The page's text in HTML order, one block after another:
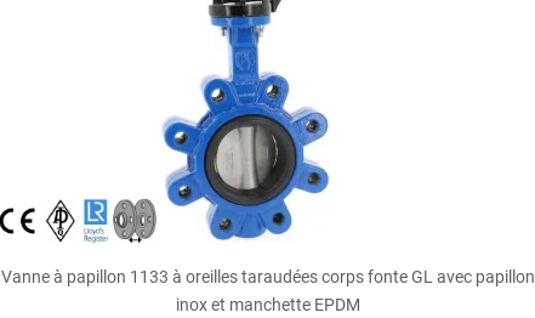
Aperçu rapide
Vanne à papillon 1133 à oreilles taraudées corps fonte GL avec papillon
inox et manchette EPDM